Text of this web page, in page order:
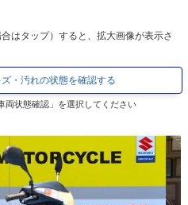
はタップ）すると、拡大画像が表示さ
・汚れの状態を確認する
両状態確認」を選択してください